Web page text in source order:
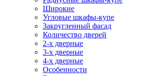
Широкие
Угловые шкафы-купе
Закругленный фасад
Количество дверей
2-х дверные
3-х дверные
4-х дверные
Особенности